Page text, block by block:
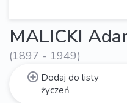
MALICKI
(1897 - 1949)
Dodaj do listy
życzeń